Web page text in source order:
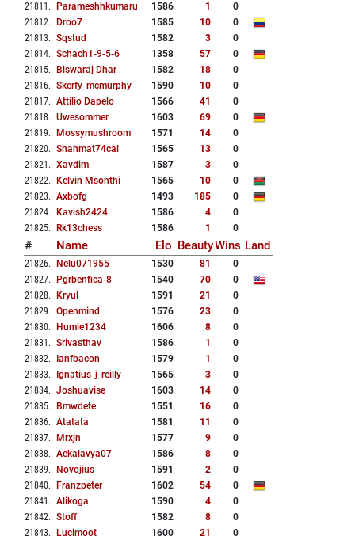
21811 . Parameshhkumaru 1586 1
0
21812. Droo7 1585 10
0
21813. Sqstud 1582 3
0
21814. Schach1-9-5-6 1358 57
0
21815. Biswaraj Dhar 1582 18
0
21816. Skerfy_mcmurphy 1590 10
0
21817. Attilio Dapelo 1566 41
0
21818. Uwesommer 1603 69
0
21819. Mossymushroom 1571 14
0
21820. Shahmat74cal 1565 13
0
21821 . Xavdim 1587 3
0
21822. Kelvin Msonthi 1565 10
0
21823. Axbofg 1493 185
0
21824. Kavish2424 1586 4
0
21825. Rk13chess 1586 1 0
# Name Elo BeautyWins Land
21826. Nelu071955 1530 81
0
21827. Pgrbenfica-8 1540 70
0
21828. Kryul 1591 21
0
21829. Openmind 1576 23
0
21830. Humle1234 1606 8
0
21831 . Srivasthav 1586 1
0
21832. Ianfbacon 1579 1
0
21833. Ignatius_j_reilly 1565 3
0
21834. Joshuavise 1603 14
0
21835. Bmwdete 1551 16
0
21836. Atatata 1581 11
0
21837. Mrxjn 1577 9
0
21838. Aekalavya07 1586 8
0
21839. Novojius 1591 2
0
21840. Franzpeter 1602 54
0
21841 . Alikoga 1590 4
0
21842. Stoff 1582 8
0
21843. Lucimoot 1600 21
0